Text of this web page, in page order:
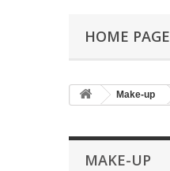
HOME PAGE
Make-up
MAKE-UP